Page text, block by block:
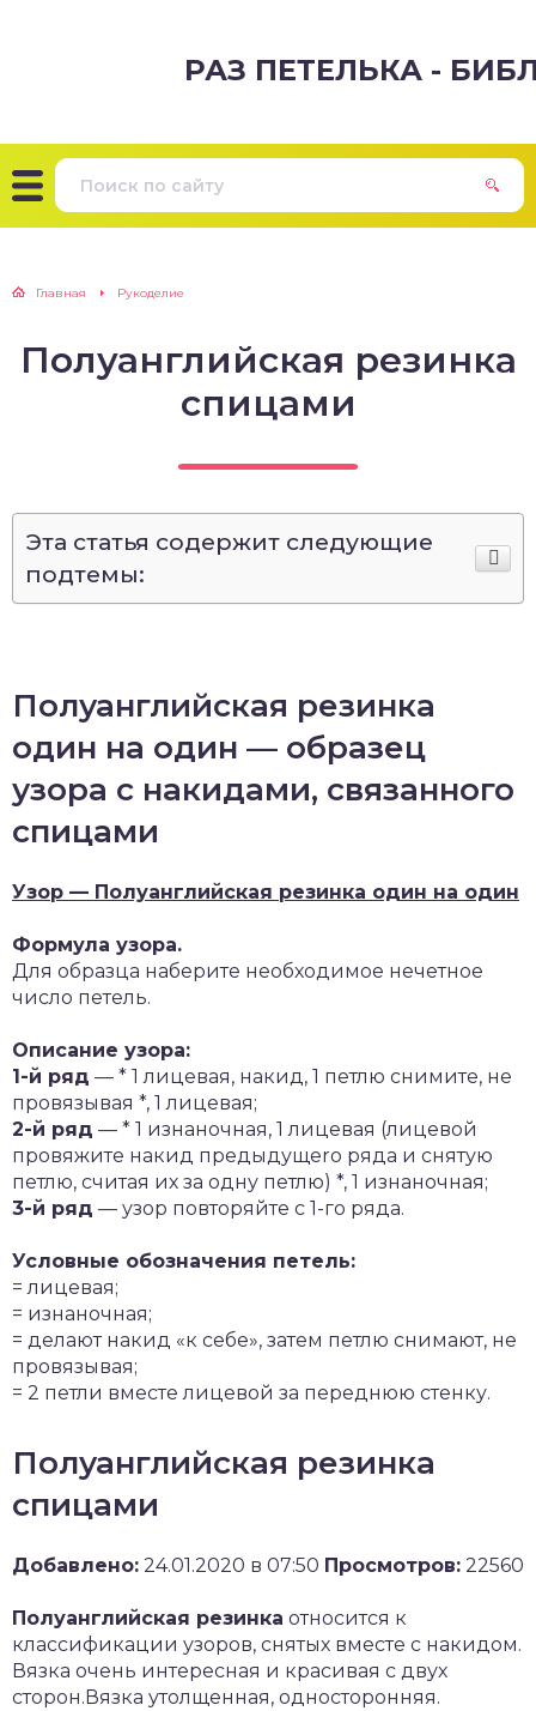
РАЗ ПЕТЕЛЬКА -
Главная Рукоделие
Полуанглийская резинка
спицами
Эта статья содержит следующие
подтемы:
Полуанглийская резинка
один на один — образец
узора с накидами, связанного
спицами
Узор — Полуанглийская резинка один на один
Формула узора.
Для образца наберите необходимое нечетное
число петель.
Описание узора:
1-й ряд — * 1 лицевая, накид, 1 петлю снимите, не
провязывая *, 1 лицевая;
2-й ряд — * 1 изнаночная, 1 лицевая (лицевой
провяжите накид предыдущеrо ряда и снятую
петлю, считая их за одну петлю) *, 1 изнаночная;
3-й ряд — узор повторяйте с 1-го ряда.
Условные обозначения петель:
= лицевая;
= изнаночная;
= делают накид «к себе», затем петлю снимают, не
провязывая;
= 2 петли вместе лицевой за переднюю стенку.
Полуанглийская резинка
спицами
Добавлено: 24.01.2020 в 07:50 Просмотров: 22560
Полуанглийская резинка относится к
классификации узоров, снятых вместе с накидом.
Вязка очень интересная и красивая с двух
сторон.Вязка утолщенная, односторонняя.